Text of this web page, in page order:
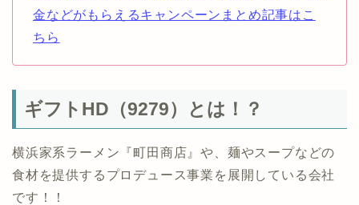
金などがもらえるキャンペーンまとめ記事はこ
ちら
ギフトHD（9279）とは！？
横浜家系ラーメン『町田商店』や、麺やスープなどの
食材を提供するプロデュース事業を展開している会社
です！！